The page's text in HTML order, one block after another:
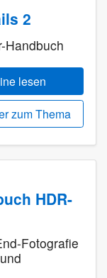
2
Handbuch
lesen
zum Thema
HDR-
Fotografie